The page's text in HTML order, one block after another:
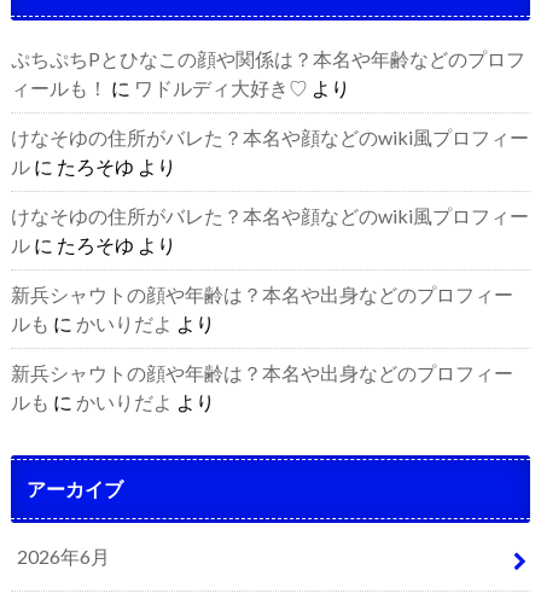
ぷちぷちPとひなこの顔や関係は？本名や年齢などのプロフ
ィールも！ に ワドルディ大好き♡ より
けなそゆの住所がバレた？本名や顔などのwiki風プロフィー
ルに たろそゆ より
けなそゆの住所がバレた？本名や顔などのwiki風プロフィー
ルに たろそゆ より
新兵シャウトの顔や年齢は？本名や出身などのプロフィー
ルも に かいりだよ より
新兵シャウトの顔や年齢は？本名や出身などのプロフィー
ルも に かいりだよ より
アーカイブ
2026年6月